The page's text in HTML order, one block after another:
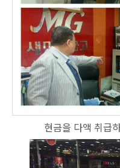
현금을 다액 취급